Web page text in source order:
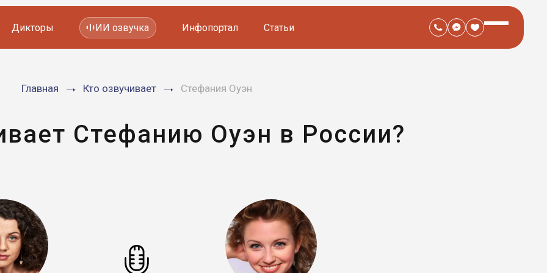
Мультфильмов
Дикторы ИИ озвучка Инфопортал Статьи
Главная Кто озвучивает Стефания Оуэн
Стефанию Оуэн в России?